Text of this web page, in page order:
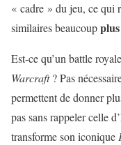
« cadre » du jeu, ce qui
similaires beaucoup
Est-ce qu’un battle
Warcraft? Pas
permettent de donner
pas sans rappeler celle
transforme son iconique